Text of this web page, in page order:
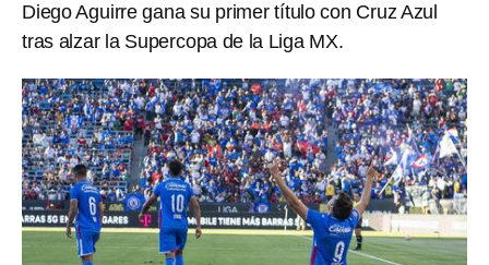
Diego Aguirre gana su primer título con Cruz Azul
tras alzar la Supercopa de la Liga MX.